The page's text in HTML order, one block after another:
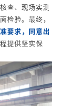
查、现场实测
检验。最终，
要求，同意出
提供坚实保